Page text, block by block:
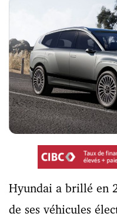
Hyundai a brillé en
de ses véhicules